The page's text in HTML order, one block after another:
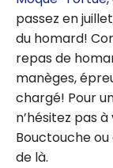
passez en
du homard!
repas de
manèges,
chargé! Pour
n’hésitez pas
Bouctouche
de là.